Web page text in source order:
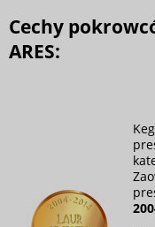
Cechy
ARES: